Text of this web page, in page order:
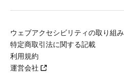
ウェブアクセシビリティの取り組み
特定商取引法に関する記載
利用規約
運営会社